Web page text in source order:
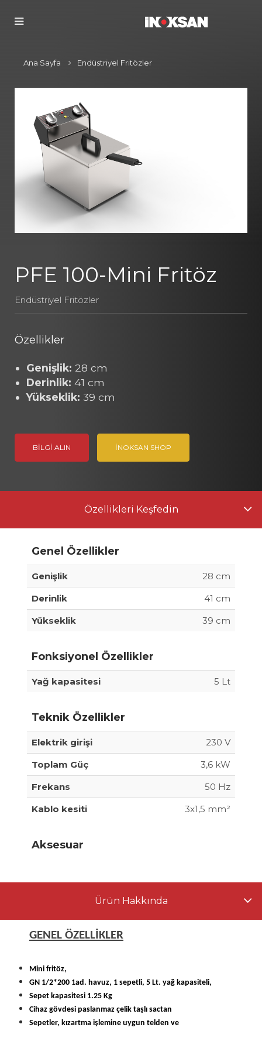
Ana Sayfa Endüstriyel Fritözler
PFE 100-Mini Fritöz
Endüstriyel Fritözler
Özellikler
Genişlik: 28 cm
Derinlik: 41 cm
Yükseklik: 39 cm
BILGI ALIN İNOKSAN SHOP
Özellikleri Keşfedin
Genel Özellikler
Genişlik
28 cm
Derinlik
41 cm
Yükseklik
39 cm
Fonksiyonel Özellikler
Yağ kapasitesi 5 Lt
Teknik Özellikler
Elektrik girişi
230 V
Toplam Güç
3,6 kW
Frekans
50 Hz
Kablo kesiti
3x1,5 mm²
Aksesuar
Ürün Hakkında
GENEL ÖZELLİKLER
Mini fritöz,
GN 1/2*200 1ad. havuz, 1 sepetli, 5 Lt. yağ kapasiteli,
Sepet kapasitesi 1.25 Kg
Cihaz gövdesi paslanmaz çelik taşlı sactan
Sepetler, kızartma işlemine uygun telden ve